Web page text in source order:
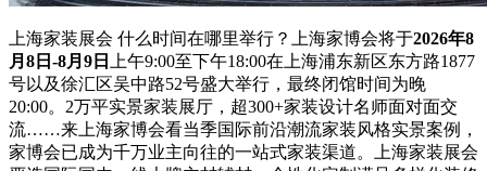
上海家装展会 什么时间在哪里举行？上海家博会将于2026年8
月8日-8月9日
上午9:00至下午18:00在上海浦东新区东方路1877
号以及徐汇区吴中路52号盛大举行，最终闭馆时间为晚
20:00。2万平实景家装展厅，超300+家装设计名师面对面交
流……来上海家博会看当季国际前沿潮流家装风格实景案例，
家博会已成为千万业主向往的一站式家装渠道。上海家装展会